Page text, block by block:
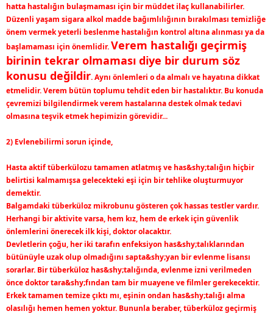
hatta hastalığın bulaşmaması için bir müddet ilaç kullanabilirler.
Düzenli yaşam sigara alkol madde bağımlılığının bırakılması temizliğe
önem vermek yeterli beslenme hastalığın kontrol altına alınması ya da
başlamaması için önemlidir.Verem hastalığı geçirmiş
birinin tekrar olmaması diye bir durum söz
konusu değildir. Aynı önlemleri o da almalı ve hayatına dikkat
etmelidir. Verem bütün toplumu tehdit eden bir hastalıktır. Bu konuda
çevremizi bilgilendirmek verem hastalarına destek olmak tedavi
olmasına teşvik etmek hepimizin görevidir...
2) Evlenebilirmi sorun içinde,
Hasta aktif tüberkülozu tamamen atlatmış ve has&shy;talığın hiçbir
belirtisi kalmamışsa gelecekteki eşi için bir tehlike oluşturmuyor
demektir.
Balgamdaki tüberküloz mikrobunu gösteren çok hassas testler vardır.
Herhangi bir aktivite varsa, hem kız, hem de erkek için güvenlik
önlemlerini önerecek ilk kişi, doktor olacaktır.
Devletlerin çoğu, her iki tarafın enfeksiyon has&shy;talıklarından
bütünüyle uzak olup olmadığını sapta&shy;yan bir evlenme lisansı
sorarlar. Bir tüberküloz has&shy;talığında, evlenme izni verilmeden
önce doktor tara&shy;fından tam bir muayene ve filmler gerekecektir.
Erkek tamamen temize çıktı mı, eşinin ondan has&shy;talığı alma
olasılığı hemen hemen yoktur. Bununla beraber, tüberküloz geçirmiş